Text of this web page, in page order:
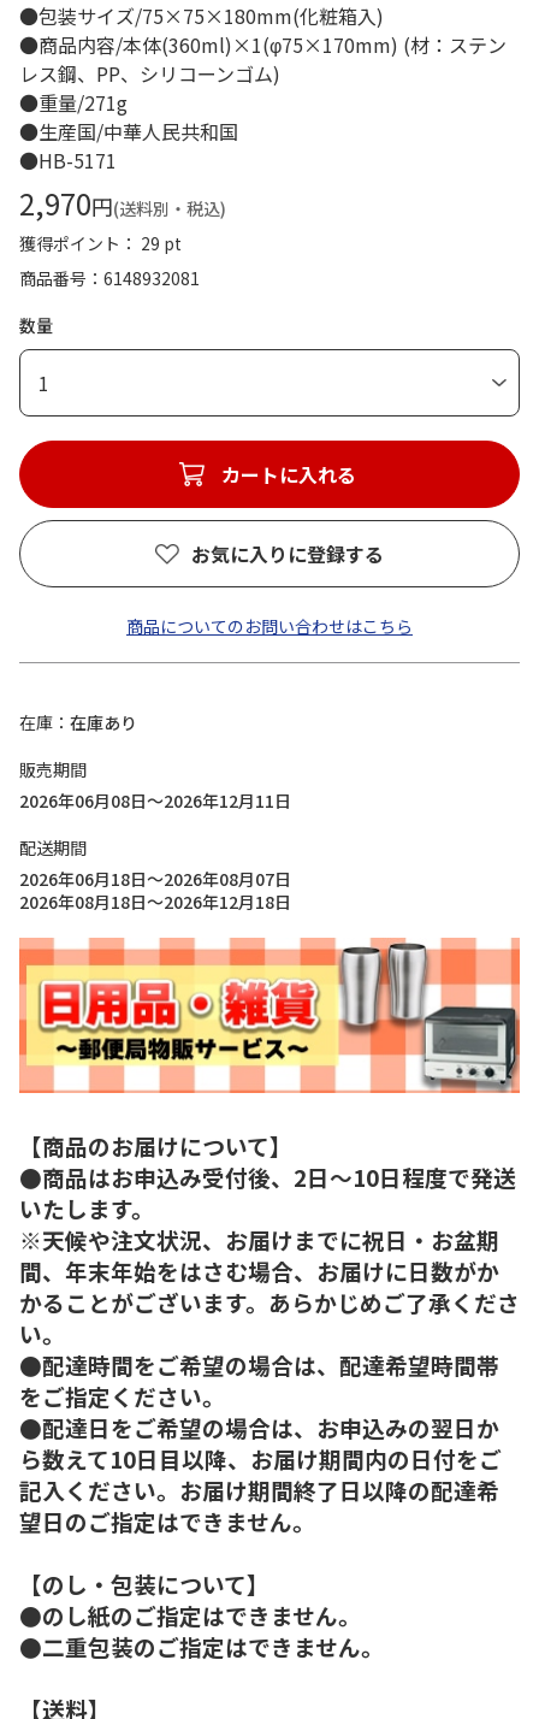
●包装サイズ/75×75×180mm(化粧箱入)
●商品内容/本体(360ml)×1(φ75×170mm) (材：ステン
レス鋼、PP、シリコーンゴム)
●重量/271g
●生産国/中華人民共和国
●HB-5171
2,970円(送料別・税込)
獲得ポイント： 29 pt
商品番号
6148932081
数量
1
カートに入れる
お気に入りに登録する
商品についてのお問い合わせはこちら
在庫
在庫あり
販売期間
2026年06月08日～2026年12月11日
配送期間
2026年06月18日～2026年08月07日
2026年08月18日～2026年12月18日
【商品のお届けについて】
●商品はお申込み受付後、2日～10日程度で発送
いたします。
※天候や注文状況、お届けまでに祝日・お盆期
間、年末年始をはさむ場合、お届けに日数がか
かることがございます。あらかじめご了承くださ
い。
●配達時間をご希望の場合は、配達希望時間帯
をご指定ください。
●配達日をご希望の場合は、お申込みの翌日か
ら数えて10日目以降、お届け期間内の日付をご
記入ください。お届け期間終了日以降の配達希
望日のご指定はできません。
【のし・包装について】
●のし紙のご指定はできません。
●二重包装のご指定はできません。
【送料】